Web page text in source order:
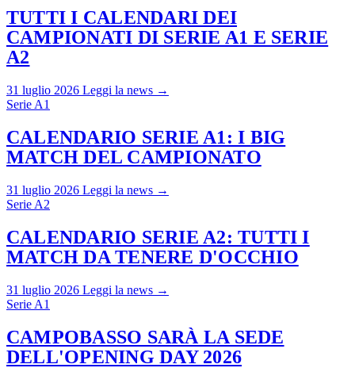
TUTTI I CALENDARI DEI
CAMPIONATI DI SERIE A1 E SERIE
A2
31 luglio 2026 Leggi la news →
Serie A1
CALENDARIO SERIE A1: I BIG
MATCH DEL CAMPIONATO
31 luglio 2026 Leggi la news →
Serie A2
CALENDARIO SERIE A2: TUTTI I
MATCH DA TENERE D'OCCHIO
31 luglio 2026 Leggi la news →
Serie A1
CAMPOBASSO SARÀ LA SEDE
DELL'OPENING DAY 2026